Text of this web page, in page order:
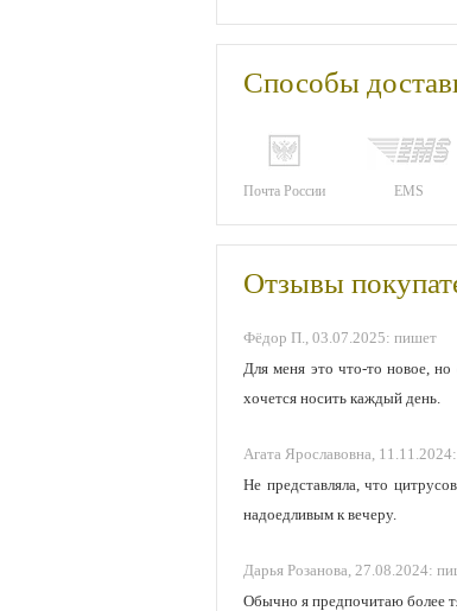
Способы
Почта России EMS
Отзывы
Фёдор П., 03.07.2025: пишет
Для меня это что-то новое,
хочется носить каждый день.
Агата Ярославовна, 11.11.2024:
Не представляла, что
надоедливым к вечеру.
Дарья Розанова, 27.08.2024:
Обычно я предпочитаю более